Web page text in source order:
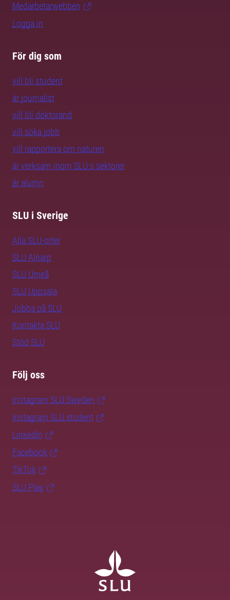
Medarbetarwebben
Logga in
För dig som
vill bli student
är journalist
vill bli doktorand
vill söka jobb
vill rapportera om naturen
är verksam inom SLU:s sektorer
är alumn
SLU i Sverige
Alla SLU-orter
SLU Alnarp
SLU Umeå
SLU Uppsala
Jobba på SLU
Kontakta SLU
Stöd SLU
Följ oss
Instagram SLU.Sweden
Instagram SLU.student
LinkedIn
Facebook
TikTok
SLU Play